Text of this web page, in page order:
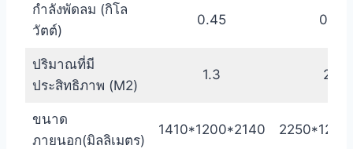
กำลังพัดลม (กิโล
วัตต์)
0.45 0.45
ปริมาณที่มี
ประสิทธิภาพ (M2)
1.3 2.6
ขนาด
ภายนอก(มิลลิเมตร)
1410*1200*2140